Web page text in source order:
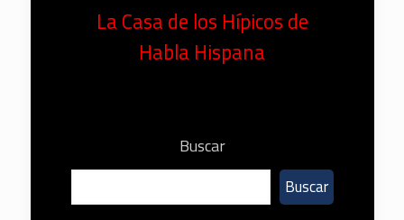
La Casa de los Hípicos de
Habla Hispana
Buscar
Buscar